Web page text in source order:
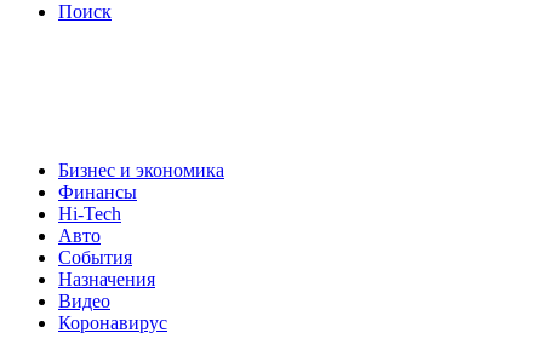
Поиск
Бизнес и экономика
Финансы
Hi-Tech
Авто
События
Назначения
Видео
Коронавирус